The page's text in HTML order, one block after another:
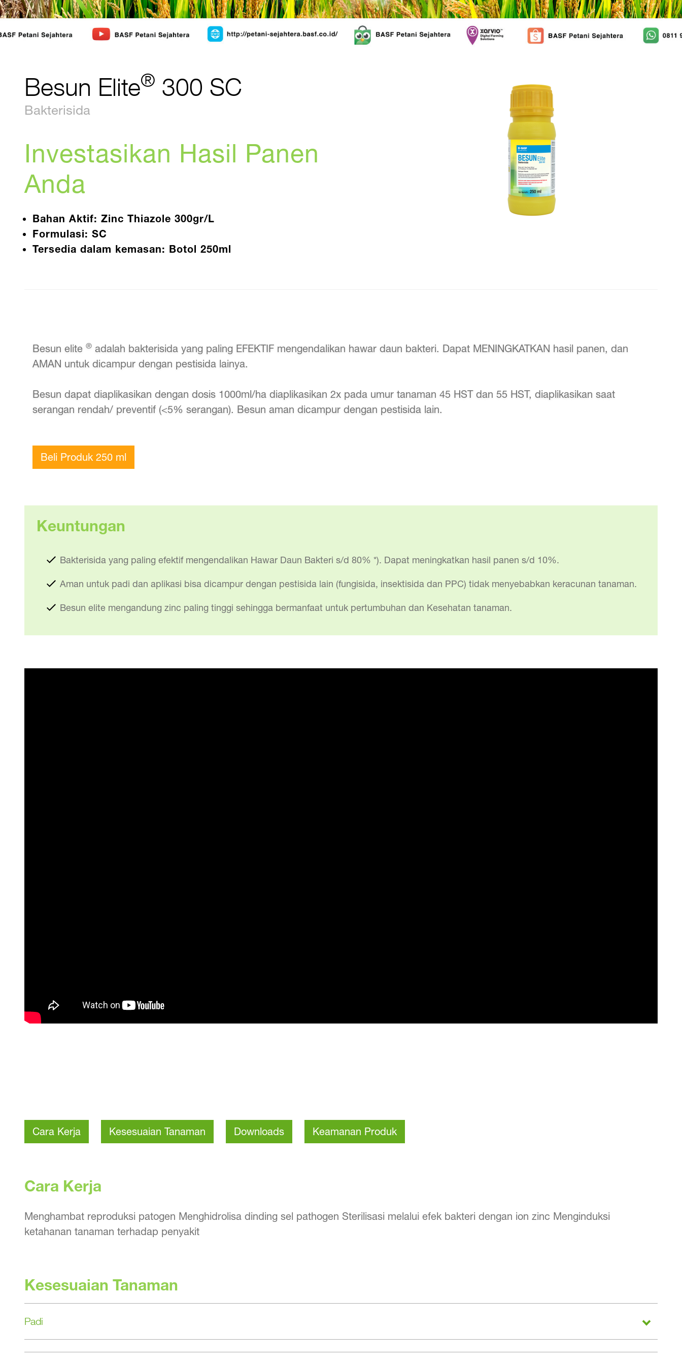
Besun Elite® 300 SC
Bakterisida
Investasikan Hasil Panen
Anda
Bahan Aktif: Zinc Thiazole 300gr/L
Formulasi: SC
Tersedia dalam kemasan: Botol 250ml
Besun elite ® adalah bakterisida yang paling EFEKTIF mengendalikan hawar daun bakteri. Dapat MENINGKATKAN hasil panen, dan
AMAN untuk dicampur dengan pestisida lainya.
Besun dapat diaplikasikan dengan dosis 1000ml/ha diaplikasikan 2x pada umur tanaman 45 HST dan 55 HST, diaplikasikan saat
serangan rendah/ preventif (<5% serangan). Besun aman dicampur dengan pestisida lain.
Beli Produk 250 ml
Keuntungan
Bakterisida yang paling efektif mengendalikan Hawar Daun Bakteri s/d 80% *). Dapat meningkatkan hasil panen s/d 10%.
Aman untuk padi dan aplikasi bisa dicampur dengan pestisida lain (fungisida, insektisida dan PPC) tidak menyebabkan keracunan tanaman.
Besun elite mengandung zinc paling tinggi sehingga bermanfaat untuk pertumbuhan dan Kesehatan tanaman.
Cara Kerja Kesesuaian Tanaman Downloads Keamanan Produk
Cara Kerja
Menghambat reproduksi patogen Menghidrolisa dinding sel pathogen Sterilisasi melalui efek bakteri dengan ion zinc Menginduksi
ketahanan tanaman terhadap penyakit
Kesesuaian Tanaman
Padi